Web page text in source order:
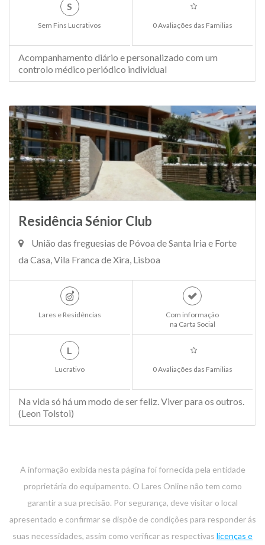
S
Sem Fins Lucrativos 0 Avaliações das Familias
Acompanhamento diário e personalizado com um
controlo médico periódico individual
Residência Sénior Club
União das freguesias de Póvoa de Santa Iria e Forte
da Casa, Vila Franca de Xira, Lisboa
Lares e Residências
Com informação
na Carta Social
L
Lucrativo 0 Avaliações das Familias
Na vida só há um modo de ser feliz. Viver para os outros.
(Leon Tolstoi)
A informação exibida nesta página foi fornecida pela entidade
proprietária do equipamento. O Lares Online não tem como
garantir a sua precisão. Por segurança, deve visitar o local
apresentado e confirmar se dispõe de condições para responder ás
suas necessidades, assim como verificar as respectivas licenças e